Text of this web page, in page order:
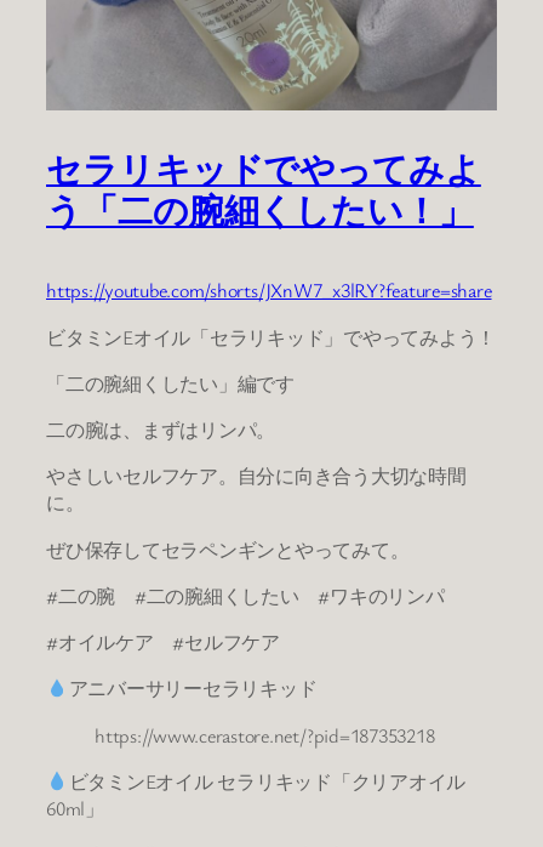
セラリキッドでやってみよ
う「二の腕細くしたい！」
https://youtube.com/shorts/JXnW7_x3lRY?feature=share
ビタミンEオイル「セラリキッド」でやってみよう！
「二の腕細くしたい」編です
二の腕は、まずはリンパ。
やさしいセルフケア。自分に向き合う大切な時間
に。
ぜひ保存してセラペンギンとやってみて。
#二の腕 #二の腕細くしたい #ワキのリンパ
#オイルケア #セルフケア
アニバーサリーセラリキッド
https://www.cerastore.net/?pid=187353218
ビタミンEオイル セラリキッド「クリアオイル
60ml」